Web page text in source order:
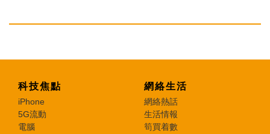
科技焦點
iPhone
5G流動
電腦
網絡生活
網絡熱話
生活情報
筍買着數